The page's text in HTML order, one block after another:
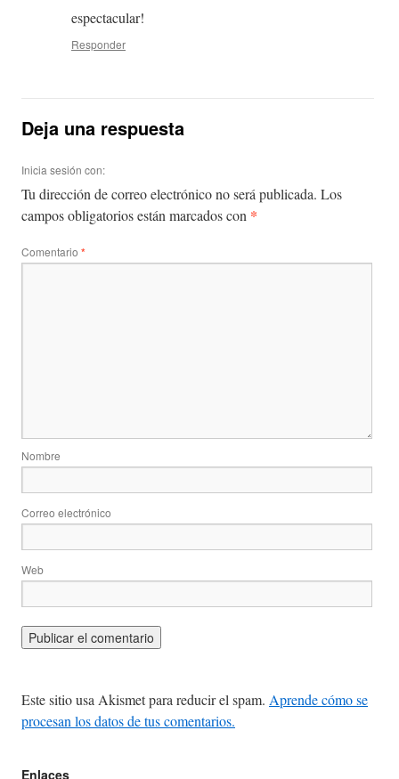
espectacular!
Responder
Deja una respuesta
Inicia sesión con:
Tu dirección de correo electrónico no será publicada. Los
campos obligatorios están marcados con *
Comentario *
Nombre
Correo electrónico
Web
Este sitio usa Akismet para reducir el spam. Aprende cómo se
procesan los datos de tus comentarios.
Enlaces